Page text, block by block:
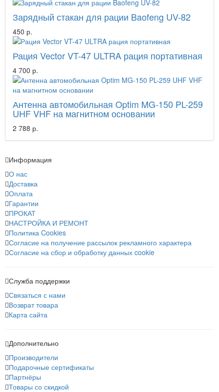
Зарядный стакан для рации Baofeng UV-82
450 р.
Рация Vector VT-47 ULTRA рация портативная
4 700 р.
Антенна автомобильная Optim MG-150 PL-259
UHF VHF на магнитном основании
2 788 р.
Информация
О нас
Доставка
Оплата
Гарантии
ПРОКАТ
НАСТРОЙКА И РЕМОНТ
Политика Cookies
Согласие на получение рассылок рекламного характера
Согласие на сбор и обработку данных cookie
Служба поддержки
Связаться с нами
Возврат товара
Карта сайта
Дополнительно
Производители
Подарочные сертификаты
Партнёры
Товары со скидкой